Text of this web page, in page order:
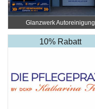
Glanzwerk Autoreinigung
10% Rabatt